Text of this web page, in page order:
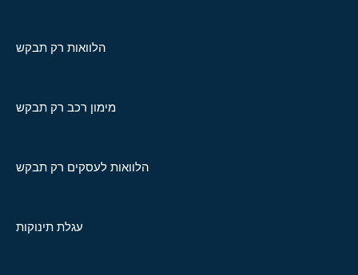
הלוואות רק תבקש
מימון רכב רק תבקש
הלוואות לעסקים רק תבקש
עגלת תינוקות